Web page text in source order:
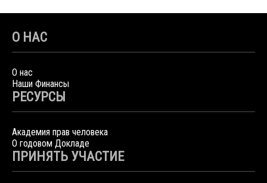
О НАС
О нас
Наши Финансы
РЕСУРСЫ
Академия прав человека
О годовом Докладе
ПРИНЯТЬ УЧАСТИЕ